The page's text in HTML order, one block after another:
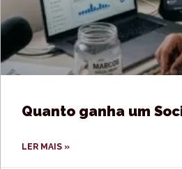
Quanto ganha um
LER MAIS »